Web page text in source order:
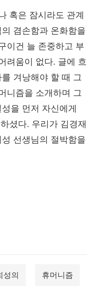
혹은 잠시라도 관계
겸손함과 온화함을
이건 늘 존중하고 부
려움이 없다. 글에 흐
겨낭해야 할 때 그
니즘을 소개하며 그
을 먼저 자신에게
셨다. 우리가 김경재
선생님의 절박함을
성의 휴머니즘